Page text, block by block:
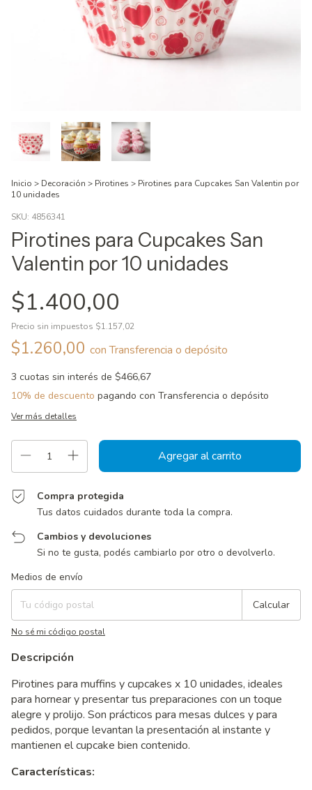
Inicio > Decoración > Pirotines > Pirotines para Cupcakes San Valentin por
10 unidades
SKU: 4856341
Pirotines para Cupcakes San
Valentin por 10 unidades
$1.400,00
Precio sin impuestos $1.157,02
$1.260,00 con Transferencia o depósito
3 cuotas sin interés de $466,67
10% de descuento pagando con Transferencia o depósito
Ver más detalles
Compra protegida
Tus datos cuidados durante toda la compra.
Cambios y devoluciones
Si no te gusta, podés cambiarlo por otro o devolverlo.
Entregas para el CP:
Medios de envío
Calcular
No sé mi código postal
Descripción
Pirotines para muffins y cupcakes x 10 unidades, ideales
para hornear y presentar tus preparaciones con un toque
alegre y prolijo. Son prácticos para mesas dulces y para
pedidos, porque levantan la presentación al instante y
mantienen el cupcake bien contenido.
Características: